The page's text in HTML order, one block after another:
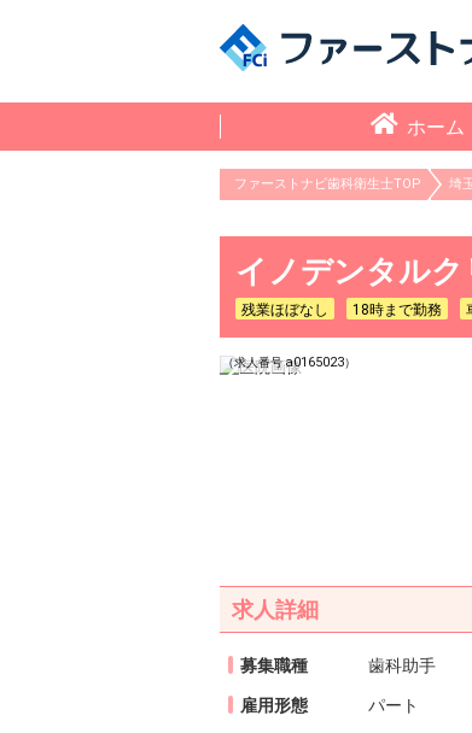
ホーム
ファーストナビ歯科衛生士TOP 埼
イノデンタル
残業ほぼなし 18時まで勤務
（求人番号a0165023）
求人詳細
募集職種 歯科助手
雇用形態 パート